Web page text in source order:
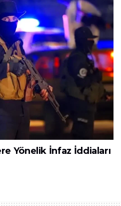
Yönelik İnfaz İddiaları